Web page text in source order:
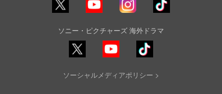
ソニー・ピクチャーズ 海外ドラマ
ソーシャルメディアポリシー >